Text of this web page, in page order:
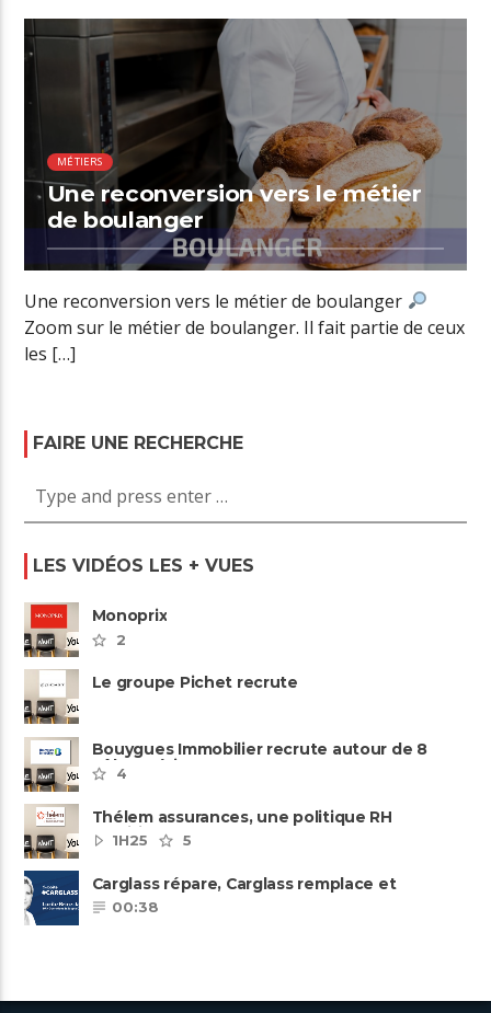
01:14 READ TIME
MÉTIERS
Une reconversion vers le métier
de boulanger
Une reconversion vers le métier de boulanger
Zoom sur le métier de boulanger. Il fait partie de ceux
les […]
FAIRE UNE RECHERCHE
LES VIDÉOS LES + VUES
Monoprix
2
Le groupe Pichet recrute
Bouygues Immobilier recrute autour de 8
pôles métiers
4
Thélem assurances, une politique RH
ambitieuse
1H25 5
Carglass répare, Carglass remplace et
Carglass embauche également.
00:38